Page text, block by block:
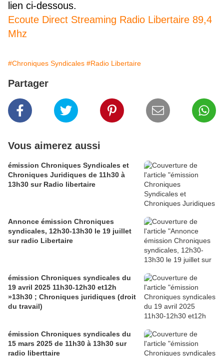
lien ci-dessous.
Ecoute Direct Streaming Radio Libertaire 89,4
Mhz
#Chroniques Syndicales #Radio Libertaire
Partager
Vous aimerez aussi
émission Chroniques Syndicales et
Chroniques Juridiques de 11h30 à
13h30 sur Radio libertaire
Annonce émission Chroniques
syndicales, 12h30-13h30 le 19 juillet
sur radio Libertaire
émission Chroniques syndicales du
19 avril 2025 11h30-12h30 et12h
»13h30 ; Chroniques juridiques (droit
du travail)
émission Chroniques syndicales du
15 mars 2025 de 11h30 à 13h30 sur
radio liberttaire